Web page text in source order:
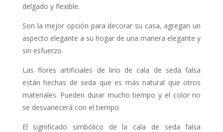
delgado y flexible.
Son la mejor opción para decorar su casa, agregan un
aspecto elegante a su hogar de una manera elegante y
sin esfuerzo.
Las flores artificiales de lirio de cala de seda falsa
están hechas de seda que es más natural que otros
materiales. Pueden durar mucho tiempo y el color no
se desvanecerá con el tiempo.
El significado simbólico de la cala de seda falsa